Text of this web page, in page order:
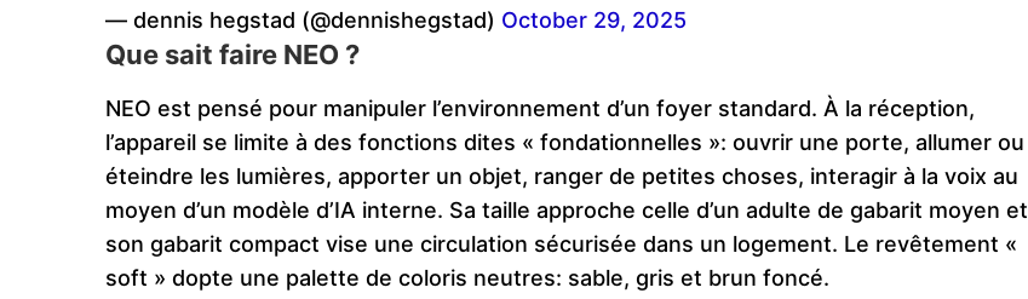
— dennis hegstad (@dennishegstad) October 29, 2025
Que sait faire NEO ?
NEO est pensé pour manipuler l’environnement d’un foyer standard. À la réception,
l’appareil se limite à des fonctions dites « fondationnelles »: ouvrir une porte, allumer ou
éteindre les lumières, apporter un objet, ranger de petites choses, interagir à la voix au
moyen d’un modèle d’IA interne. Sa taille approche celle d’un adulte de gabarit moyen et
son gabarit compact vise une circulation sécurisée dans un logement. Le revêtement «
soft » dopte une palette de coloris neutres: sable, gris et brun foncé.